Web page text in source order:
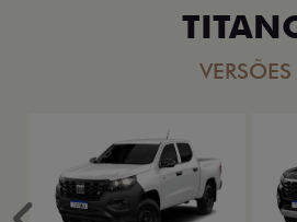
VERSÕES